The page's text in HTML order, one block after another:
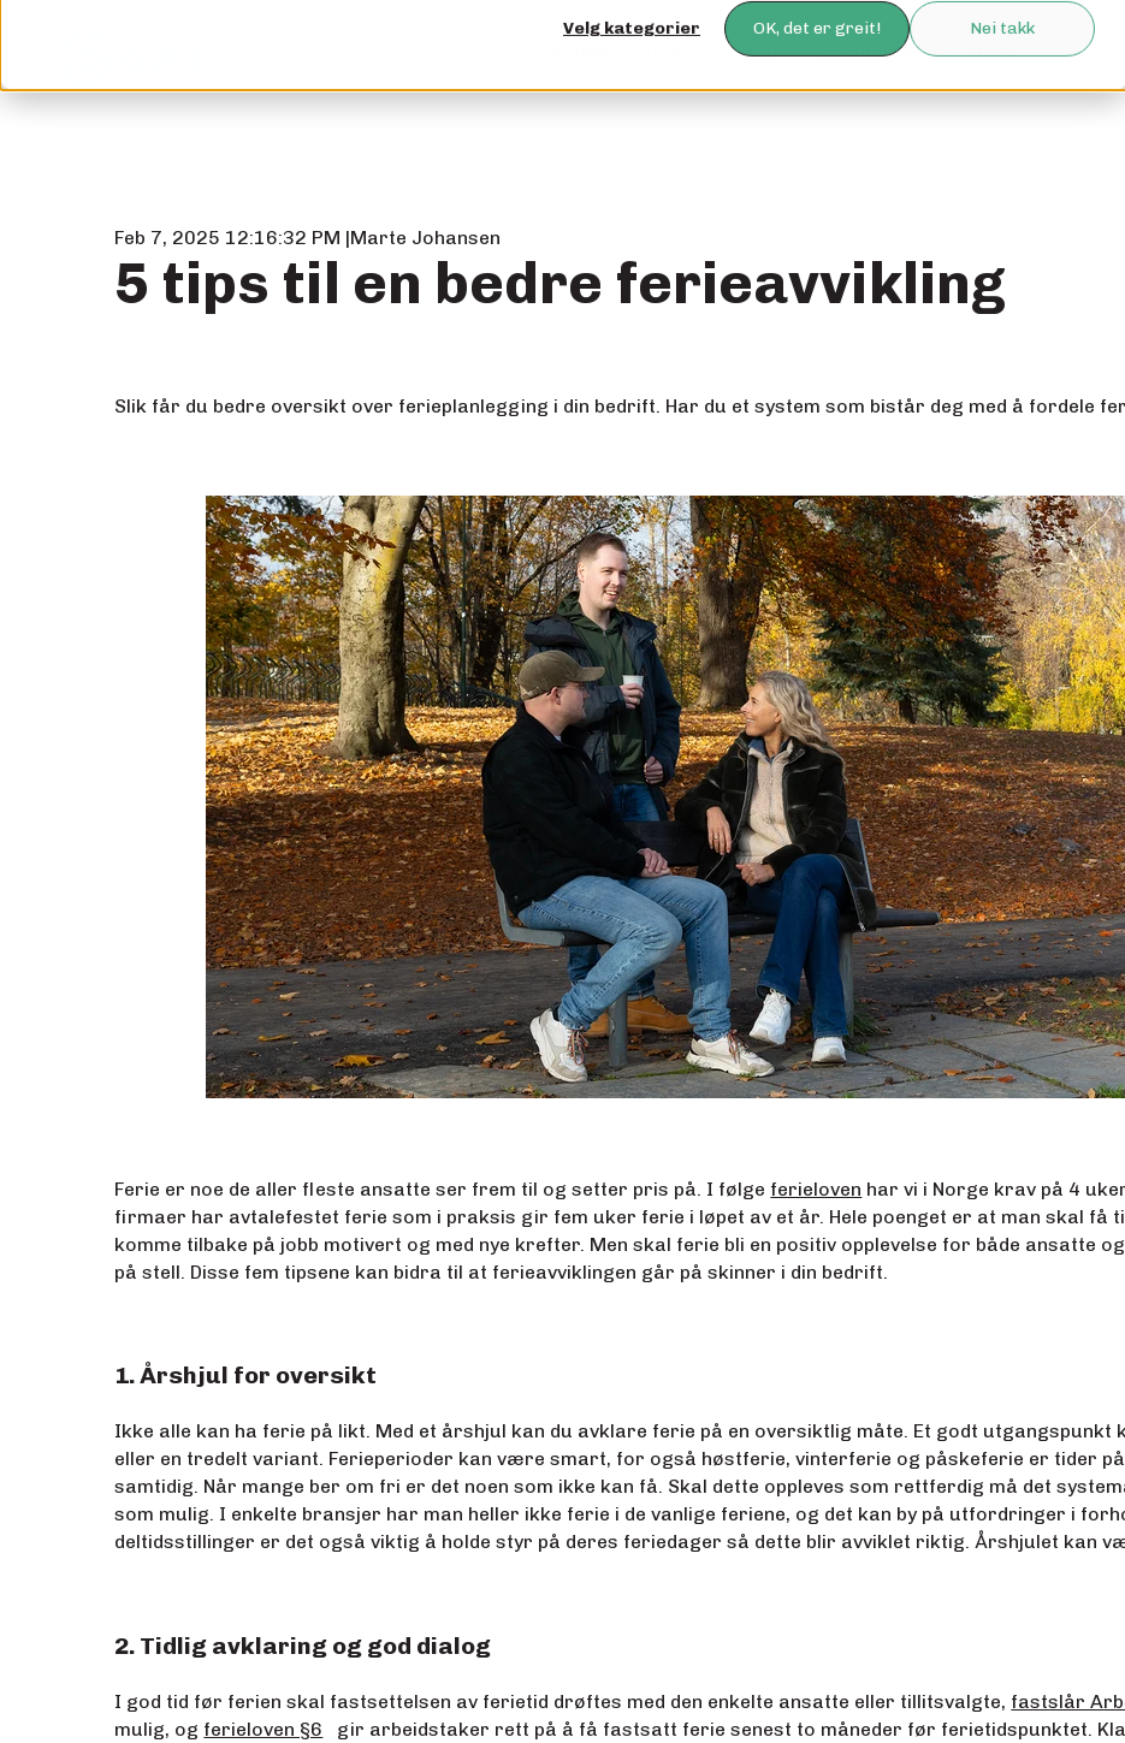
Velg kategorier OK, det er greit! Nei takk
Funksjonalitet Inspirasjon Om
Feb 7, 2025 12:16:32 PM Marte Johansen
5 tips til en bedre ferieavvikling
Slik får du bedre oversikt over ferieplanlegging i din bedrift. Har du et system som bistår deg med å fordele
Ferie er noe de aller fleste ansatte ser frem til og setter pris på. I følge ferieloven har vi i Norge krav på 4
firmaer har avtalefestet ferie som i praksis gir fem uker ferie i løpet av et år. Hele poenget er at man skal få
komme tilbake på jobb motivert og med nye krefter. Men skal ferie bli en positiv opplevelse for både ansatte
på stell. Disse fem tipsene kan bidra til at ferieavviklingen går på skinner i din bedrift.
1. Årshjul for oversikt
Ikke alle kan ha ferie på likt. Med et årshjul kan du avklare ferie på en oversiktlig måte. Et godt
eller en tredelt variant. Ferieperioder kan være smart, for også høstferie, vinterferie og påskeferie er tider
samtidig. Når mange ber om fri er det noen som ikke kan få. Skal dette oppleves som rettferdig må det
som mulig. I enkelte bransjer har man heller ikke ferie i de vanlige feriene, og det kan by på utfordringer i
deltidsstillinger er det også viktig å holde styr på deres feriedager så dette blir avviklet riktig. Årshjulet kan
2. Tidlig avklaring og god dialog
I god tid før ferien skal fastsettelsen av ferietid drøftes med den enkelte ansatte eller tillitsvalgte, fastslår
mulig, og ferieloven §6 gir arbeidstaker rett på å få fastsatt ferie senest to måneder før ferietidspunktet.